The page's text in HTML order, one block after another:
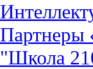
Партнеры
"Школа